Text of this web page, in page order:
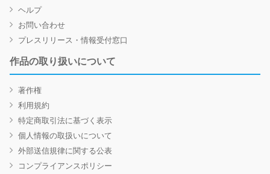
ヘルプ
お問い合わせ
プレスリリース・情報受付窓口
作品の取り扱いについて
著作権
利用規約
特定商取引法に基づく表示
個人情報の取扱いについて
外部送信規律に関する公表
コンプライアンスポリシー